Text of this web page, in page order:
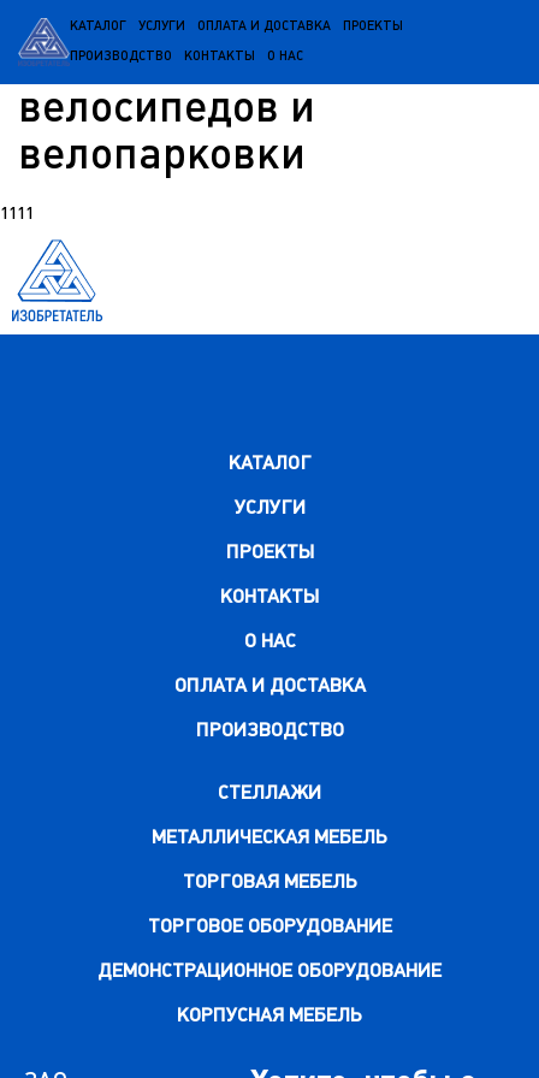
КАТАЛОГ УСЛУГИ ОПЛАТА И ДОСТАВКА ПРОЕКТЫ
ПРОИЗВОДСТВО КОНТАКТЫ О НАС
Стеллажи для
велосипедов и
велопарковки
1111
КАТАЛОГ
УСЛУГИ
ПРОЕКТЫ
КОНТАКТЫ
О НАС
ОПЛАТА И ДОСТАВКА
ПРОИЗВОДСТВО
СТЕЛЛАЖИ
МЕТАЛЛИЧЕСКАЯ МЕБЕЛЬ
ТОРГОВАЯ МЕБЕЛЬ
ТОРГОВОЕ ОБОРУДОВАНИЕ
ДЕМОНСТРАЦИОННОЕ ОБОРУДОВАНИЕ
КОРПУСНАЯ МЕБЕЛЬ